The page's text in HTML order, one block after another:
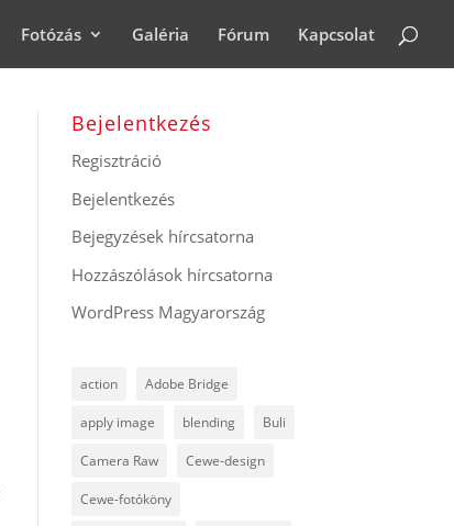
Fotózás Galéria Fórum Kapcsolat
Bejelentkezés
Regisztráció
Bejelentkezés
Bejegyzések hírcsatorna
Hozzászólások hírcsatorna
WordPress Magyarország
action Adobe Bridge
apply image blending Buli
Camera Raw Cewe-design
Cewe-fotóköny